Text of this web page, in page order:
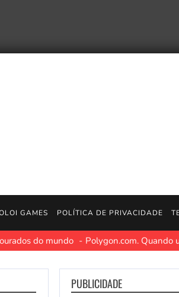
GAMES POLÍTICA DE PRIVACIDADE
do mundo Polygon.com. Quando
PUBLICIDADE